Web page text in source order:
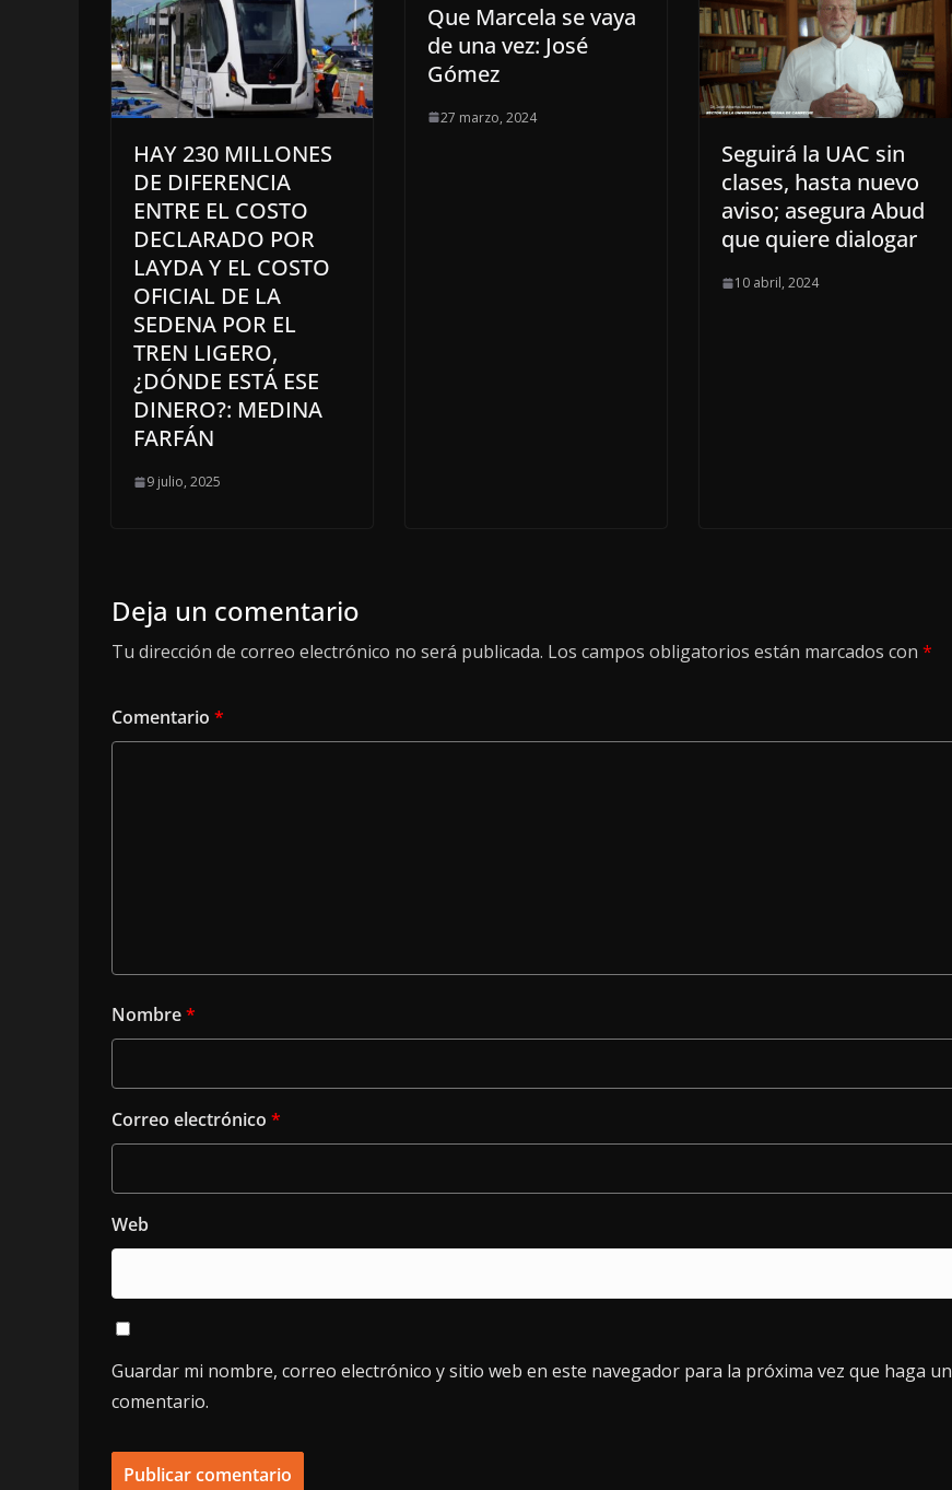
HAY 230 MILLONES
DE DIFERENCIA
ENTRE EL COSTO
DECLARADO POR
LAYDA Y EL COSTO
OFICIAL DE LA
SEDENA POR EL
TREN LIGERO,
¿DÓNDE ESTÁ ESE
DINERO?: MEDINA
FARFÁN
9 julio, 2025
Que Marcela se vaya
de una vez: José
Gómez
27 marzo, 2024
Seguirá la UAC sin
clases, hasta nuevo
aviso; asegura Abud
que quiere dialogar
10 abril, 2024
Deja un comentario
Tu dirección de correo electrónico no será publicada. Los campos obligatorios están marcados con *
Comentario *
Nombre*
Correo electrónico *
Web
Guardar mi nombre, correo electrónico y sitio web en este navegador para la próxima vez que haga un
comentario.